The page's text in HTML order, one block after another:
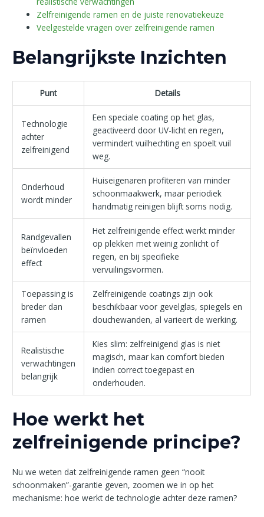
Zelfreinigende ramen en de juiste renovatiekeuze
Veelgestelde vragen over zelfreinigende ramen
Belangrijkste Inzichten
Punt Details
Technologie
achter
zelfreinigend
Een speciale coating op het glas,
geactiveerd door UV-licht en regen,
vermindert vuilhechting en spoelt vuil
weg.
Onderhoud
wordt minder
Huiseigenaren profiteren van minder
schoonmaakwerk, maar periodiek
handmatig reinigen blijft soms nodig.
Randgevallen
beïnvloeden
effect
Het zelfreinigende effect werkt minder
op plekken met weinig zonlicht of
regen, en bij specifieke
vervuilingsvormen.
Toepassing is
breder dan
ramen
Zelfreinigende coatings zijn ook
beschikbaar voor gevelglas, spiegels en
douchewanden, al varieert de werking.
Realistische
verwachtingen
belangrijk
Kies slim: zelfreinigend glas is niet
magisch, maar kan comfort bieden
indien correct toegepast en
onderhouden.
Hoe werkt het
zelfreinigende principe?
Nu we weten dat zelfreinigende ramen geen “nooit
schoonmaken”-garantie geven, zoomen we in op het
mechanisme: hoe werkt de technologie achter deze ramen?